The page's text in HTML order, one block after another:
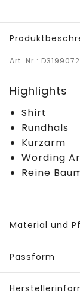
Art. Nr.:
Highlights
Shirt
Rundhals
Kurzarm
Wording
Reine
Material und
Passform